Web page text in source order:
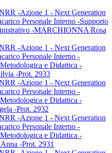
-Azione 1 - Next Generation
Personale Interno -Supporto
-MARCHIONNA Rosa
-Azione 1 - Next Generation
Personale Interno -
e Didattica -
-Prot. 2933
-Azione 1 - Next Generation
Personale Interno -
e Didattica -
-Prot. 2932
-Azione 1 - Next Generation
Personale Interno -
e Didattica -
-Prot. 2931